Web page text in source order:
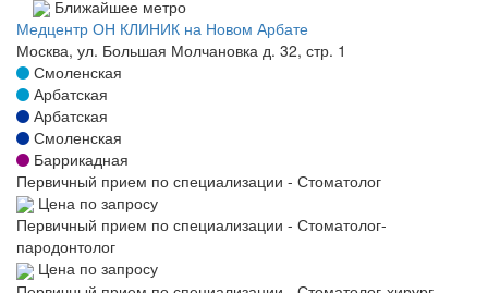
Ближайшее метро
Медцентр ОН КЛИНИК на Новом Арбате
Москва, ул. Большая Молчановка д. 32, стр. 1
Смоленская
Арбатская
Арбатская
Смоленская
Баррикадная
Первичный прием по специализации - Стоматолог
Цена по запросу
Первичный прием по специализации - Стоматолог-
пародонтолог
Цена по запросу